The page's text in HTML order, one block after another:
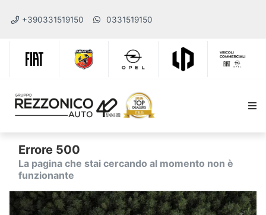
+390331519150 0331519150
Errore 500
La pagina che stai cercando al momento non è
funzionante